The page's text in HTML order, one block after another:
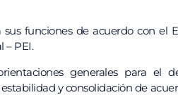
funciones de acuerdo con el
– PEI.
generales para el
y consolidación de